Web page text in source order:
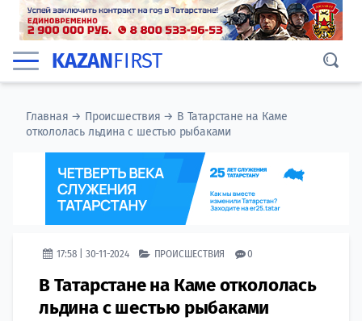
KAZANFIRST
Главная → Происшествия → В Татарстане на Каме
откололась льдина с шестью рыбаками
17:58 | 30-11-2024 ПРОИСШЕСТВИЯ 0
В Татарстане на Каме откололась
льдина с шестью рыбаками